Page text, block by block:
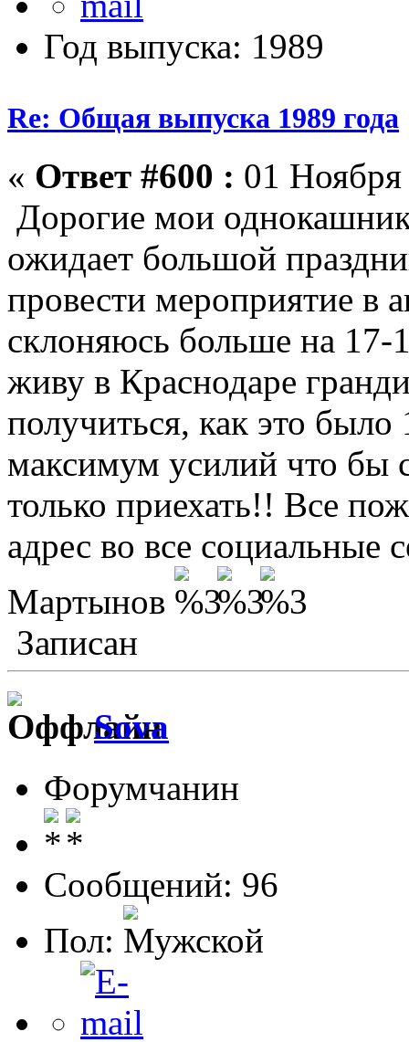
Год выпуска: 1989
Re: Общая выпуска 1989 года
« Ответ #600 : 01
Дорогие мои
ожидает большой
провести мероприятие в
склоняюсь больше на 17-
живу в Краснодаре
получиться, как это
максимум усилий что бы
только приехать!! Все
адрес во все социальные
Мартынов
Записан
Sova
Форумчанин
Сообщений: 96
Пол: